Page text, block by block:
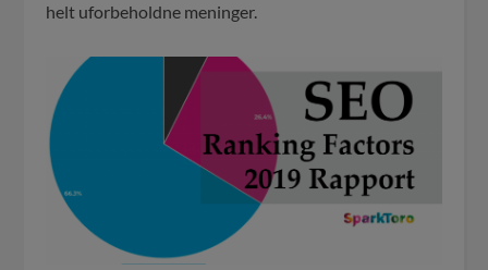
helt uforbeholdne meninger.